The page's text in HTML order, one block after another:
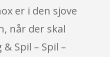
er i den sjove
når der skal
Spil – Spil –